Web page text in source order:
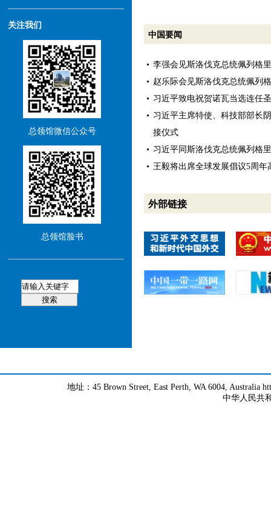
关注我们
总领馆微信公众号
总领馆脸书
中国要闻
李强会见斯洛伐克总统佩列格
赵乐际会见斯洛伐克总统佩列
习近平致电祝贺诺瓦当选连任
习近平主席特使、科技部部长
接仪式
习近平同斯洛伐克总统佩列格
王毅将出席全球发展倡议5周年
外部链接
地址：45 Brown Street, East Perth, WA 6004, Australia
中华人民共